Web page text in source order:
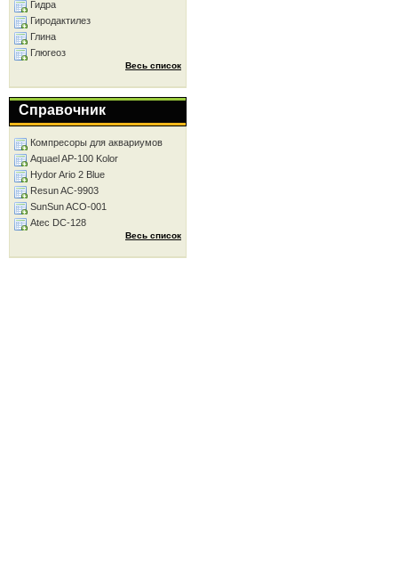
Гидра
Гиродактилез
Глина
Глюгеоз
Весь список
Справочник
Компресоры для аквариумов
Aquael AP-100 Kolor
Hydor Ario 2 Blue
Resun AC-9903
SunSun ACO-001
Atec DC-128
Весь список